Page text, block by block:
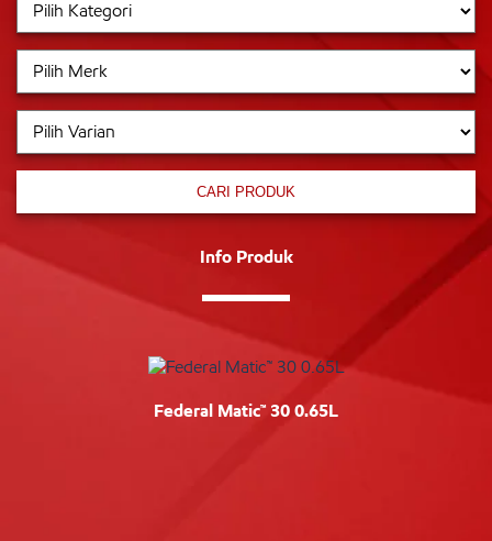
CARI PRODUK
Info Produk
Federal Matic™ 30 0.65L